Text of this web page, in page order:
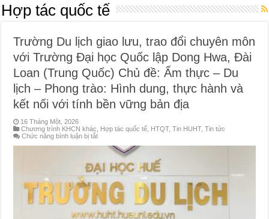
Hợp tác quốc tế
Trường Du lịch giao lưu, trao đổi chuyên môn
với Trường Đại học Quốc lập Dong Hwa, Đài
Loan (Trung Quốc) Chủ đề: Ẩm thực – Du
lịch – Phong trào: Hình dung, thực hành và
kết nối với tính bền vững bản địa
16 Tháng Một, 2026
Chương trình KHCN khác
Hợp tác quốc tế HTQT,Tin HUHT,Tin tức
Chức năng bình luận bị tắtở
giao
lưu,
trao
đổi
chuyên
môn
với
Trường